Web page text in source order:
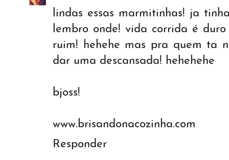
lindas essas marmitinhas! ja
lembro onde! vida corrida é
ruim! hehehe mas pra quem ta
dar uma descansada! hehehehe
bjoss!
www.brisandonacozinha.com
Responder